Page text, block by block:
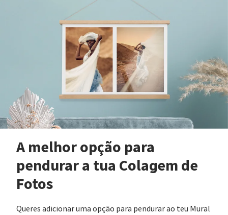
A melhor opção para
pendurar a tua Colagem de
Fotos
Queres adicionar uma opção para pendurar ao teu Mural